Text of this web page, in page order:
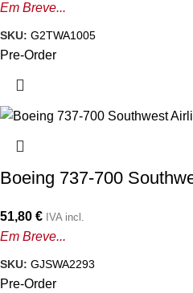
Em Breve...
SKU: G2TWA1005
Pre-Order
Boeing 737-700
51,80 € IVA incl.
Em Breve...
SKU: GJSWA2293
Pre-Order